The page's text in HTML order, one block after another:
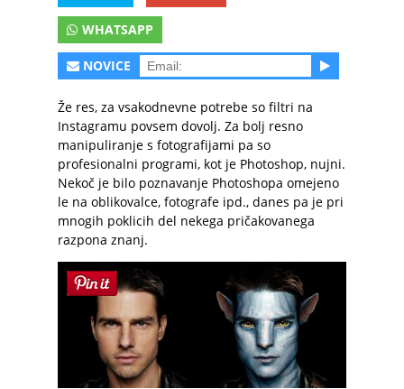
WHATSAPP
NOVICE
Že res, za vsakodnevne potrebe so filtri na
Instagramu povsem dovolj. Za bolj resno
manipuliranje s fotografijami pa so
profesionalni programi, kot je Photoshop, nujni.
Nekoč je bilo poznavanje Photoshopa omejeno
le na oblikovalce, fotografe ipd., danes pa je pri
mnogih poklicih del nekega pričakovanega
razpona znanj.